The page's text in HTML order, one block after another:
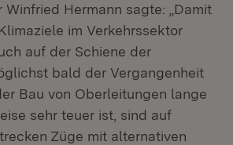
Winfried Hermann sagte: „Damit
im Verkehrssektor
auf der Schiene der
bald der Vergangenheit
Bau von Oberleitungen lange
sehr teuer ist, sind auf
Züge mit alternativen